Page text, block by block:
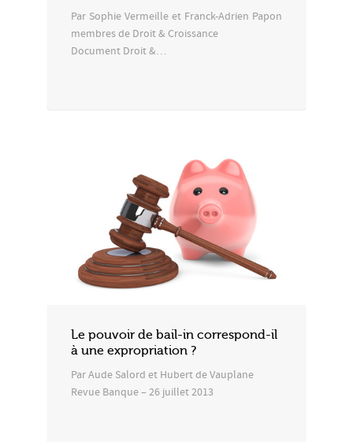
Par Sophie Vermeille et Franck-Adrien Papon
membres de Droit & Croissance
Document Droit &…
Le pouvoir de bail-in correspond-il
à une expropriation ?
Par Aude Salord et Hubert de Vauplane
Revue Banque – 26 juillet 2013